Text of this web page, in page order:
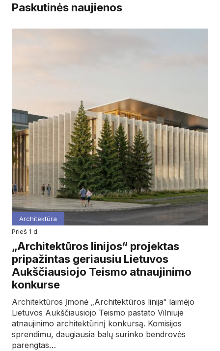
Paskutinės naujienos
Architektūra
prieš 1 d.
„Architektūros linijos“ projektas
pripažintas geriausiu Lietuvos
Aukščiausiojo Teismo atnaujinimo
konkurse
Architektūros įmonė „Architektūros linija“ laimėjo
Lietuvos Aukščiausiojo Teismo pastato Vilniuje
atnaujinimo architektūrinį konkursą. Komisijos
sprendimu, daugiausia balų surinko bendrovės
parengtas…